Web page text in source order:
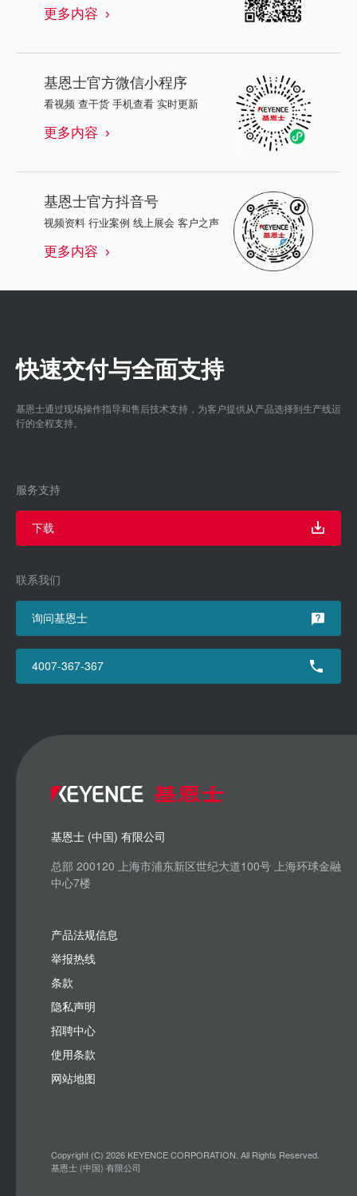
更多内容
基恩士官方微信小程序
看视频 查干货 手机查看 实时更新
更多内容
基恩士官方抖音号
视频资料 行业案例 线上展会 客户之声
更多内容
快速交付与全面支持
基恩士通过现场操作指导和售后技术支持，为客户提供从产品选择到生产线运
行的全程支持。
服务支持
下载
联系我们
询问基恩士
4007-367-367
基恩士 (中国) 有限公司
总部 200120 上海市浦东新区世纪大道100号 上海环球金融
中心7楼
产品法规信息
举报热线
条款
隐私声明
招聘中心
使用条款
网站地图
Copyright (C) 2026 KEYENCE CORPORATION. All Rights Reserved.
基恩士 (中国) 有限公司